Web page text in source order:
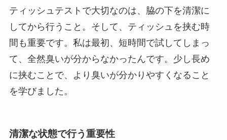
ティッシュテストで大切なのは、脇の下を清潔に
してから行うこと。そして、ティッシュを挟む時
間も重要です。私は最初、短時間で試してしまっ
て、全然臭いが分からなかったんです。少し長め
に挟むことで、より臭いが分かりやすくなること
を学びました。
清潔な状態で行う重要性